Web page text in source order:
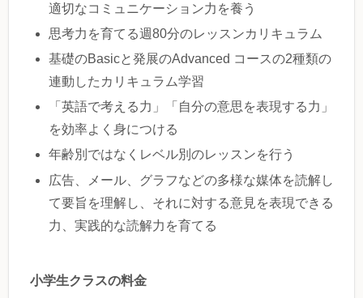
適切なコミュニケーション力を養う
思考力を育てる週80分のレッスンカリキュラム
基礎のBasicと発展のAdvanced コースの2種類の
連動したカリキュラム学習
「英語で考える力」「自分の意思を表現する力」
を効率よく身につける
年齢別ではなくレベル別のレッスンを行う
広告、メール、グラフなどの多様な媒体を読解し
て要旨を理解し、それに対する意見を表現できる
力、実践的な読解力を育てる
小学生クラスの料金